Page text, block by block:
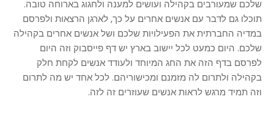
שלכם שמעורבים בקהילה ועושים למענה ולחגוג בארוחה טובה.
תוכלו גם לדבר עם אנשים אחרים על כך, לארגן הרצאות ולפרסם
במדיה החברתית את הפעילויות שלכם ושל אנשים אחרים בקהילה
שלכם. היום כמעט לכל יישוב בארץ יש דף פייסבוק וזה היום
לפרסם בדף הזה את החג המיוחד ולעודד אנשים לקחת חלק
בקהילה ולתרום לה מזמנם ומכישוריהם. לכל אחד יש מה לתרום
וזה תמיד מרגש לראות אנשים שעוזרים זה לזה.